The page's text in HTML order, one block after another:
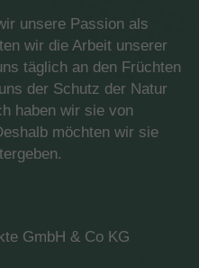
unsere Passion als
wir die Arbeit unserer
täglich an den Früchten
der Schutz der Natur
haben wir sie von
möchten wir sie
GmbH & Co KG